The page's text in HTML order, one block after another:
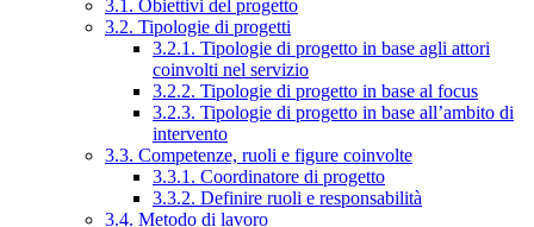
3.1. Obiettivi del progetto
3.2. Tipologie di progetti
3.2.1. Tipologie di progetto in base agli attori
coinvolti nel servizio
3.2.2. Tipologie di progetto in base al focus
3.2.3. Tipologie di progetto in base all’ambito di
intervento
3.3. Competenze, ruoli e figure coinvolte
3.3.1. Coordinatore di progetto
3.3.2. Definire ruoli e responsabilità
3.4. Metodo di lavoro